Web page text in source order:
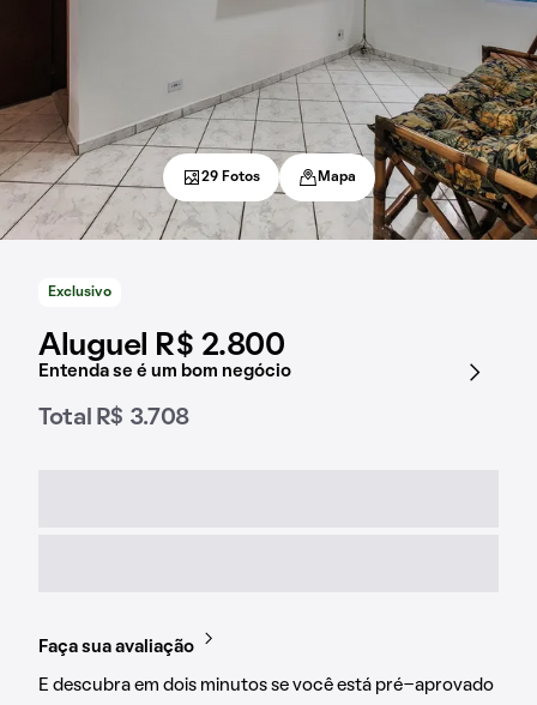
Exclusivo
Aluguel R$ 2.800
Entenda se é um bom negócio
Total R$ 3.708
Faça sua avaliação
E descubra em dois minutos se você está pré-aprovado
29 Fotos Mapa